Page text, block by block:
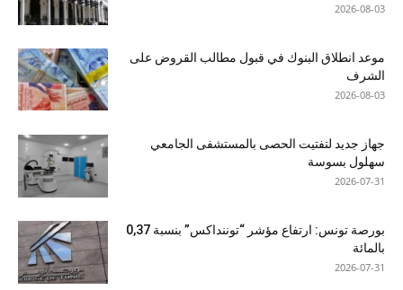
2026-08-03
موعد انطلاق البنوك في قبول مطالب القروض على
الشرف
2026-08-03
جهاز جديد لتفتيت الحصى بالمستشفى الجامعي
سهلول بسوسة
2026-07-31
بورصة تونس: ارتفاع مؤشر “توننداكس” بنسبة 0,37
بالمائة
2026-07-31